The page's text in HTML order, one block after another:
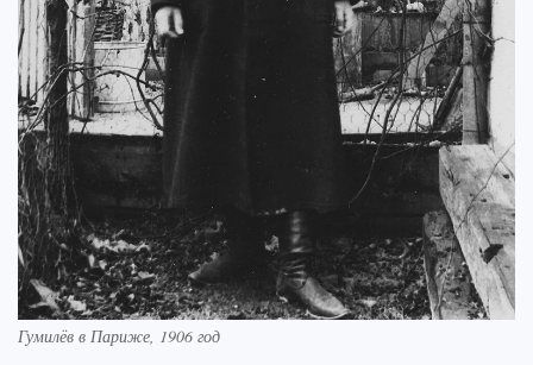
Гумилёв в Париже, 1906 год